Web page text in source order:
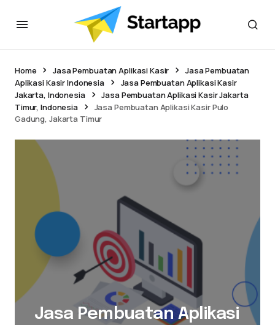
Home Jasa Pembuatan Aplikasi Kasir
Jasa Pembuatan
Aplikasi Kasir Indonesia
Jasa Pembuatan Aplikasi Kasir
Jakarta, Indonesia
Jasa Pembuatan Aplikasi Kasir Jakarta
Timur, Indonesia
Jasa Pembuatan Aplikasi Kasir Pulo
Gadung, Jakarta Timur
Jasa Pembuatan Aplikasi